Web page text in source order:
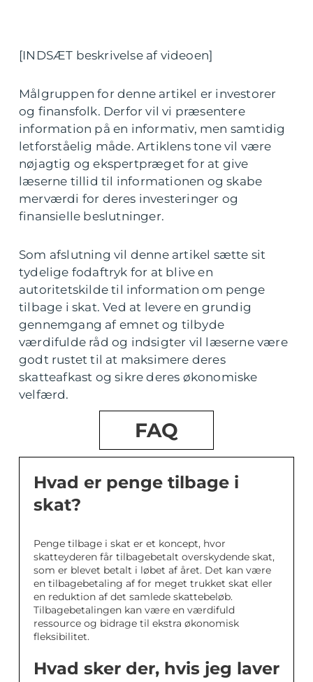
[INDSÆT beskrivelse af videoen]
Målgruppen for denne artikel er investorer
og finansfolk. Derfor vil vi præsentere
information på en informativ, men samtidig
letforståelig måde. Artiklens tone vil være
nøjagtig og ekspertpræget for at give
læserne tillid til informationen og skabe
merværdi for deres investeringer og
finansielle beslutninger.
Som afslutning vil denne artikel sætte sit
tydelige fodaftryk for at blive en
autoritetskilde til information om penge
tilbage i skat. Ved at levere en grundig
gennemgang af emnet og tilbyde
værdifulde råd og indsigter vil læserne være
godt rustet til at maksimere deres
skatteafkast og sikre deres økonomiske
velfærd.
FAQ
Hvad er penge tilbage i
skat?
Penge tilbage i skat er et koncept, hvor
skatteyderen får tilbagebetalt overskydende skat,
som er blevet betalt i løbet af året. Det kan være
en tilbagebetaling af for meget trukket skat eller
en reduktion af det samlede skattebeløb.
Tilbagebetalingen kan være en værdifuld
ressource og bidrage til ekstra økonomisk
fleksibilitet.
Hvad sker der, hvis jeg laver